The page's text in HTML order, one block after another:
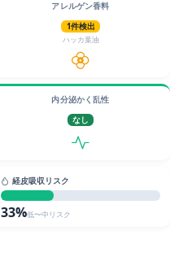
アレルゲン香料
1件検出
ハッカ葉油
内分泌かく乱性
なし
経皮吸収リスク
33%低〜中リスク